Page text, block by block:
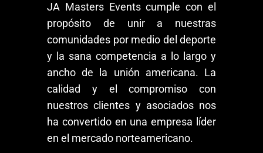
JA Masters Events cumple con el
propósito de unir a nuestras
comunidades por medio del deporte
y la sana competencia a lo largo y
ancho de la unión americana. La
calidad y el compromiso con
nuestros clientes y asociados nos
ha convertido en una empresa líder
en el mercado norteamericano.